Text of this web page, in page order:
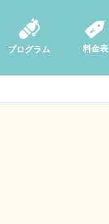
プログラム 料金表